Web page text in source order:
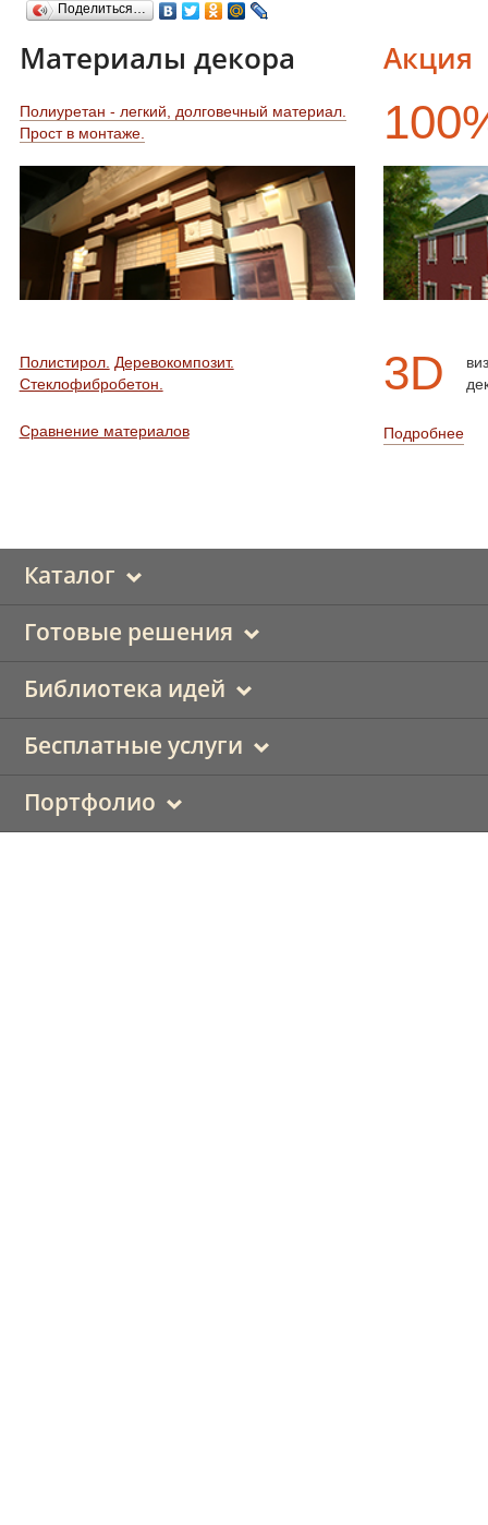
Поделиться…
Акция
3D
Подробнее
Материалы декора
Полиуретан - легкий, долговечный материал.
Прост в монтаже.
Полистирол. Деревокомпозит.
Стеклофибробетон.
Сравнение материалов
Каталог
Готовые решения
Библиотека идей
Бесплатные услуги
Портфолио